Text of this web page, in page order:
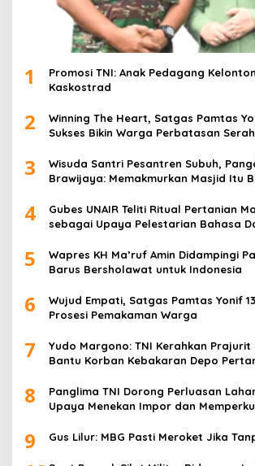
1
Promosi TNI: Anak Pedagang
Kaskostrad
2
Winning The Heart, Satgas Pamtas
Sukses Bikin Warga Perbatasan
3
Wisuda Santri Pesantren Subuh,
Brawijaya: Memakmurkan Masjid Itu
4
Gubes UNAIR Teliti Ritual Pertanian
sebagai Upaya Pelestarian Bahasa
5
Wapres KH Ma’ruf Amin Didampingi
Barus Bersholawat untuk Indonesia
6
Wujud Empati, Satgas Pamtas Yonif
Prosesi Pemakaman Warga
7
Yudo Margono: TNI Kerahkan
Bantu Korban Kebakaran Depo
8
Panglima TNI Dorong Perluasan
Upaya Menekan Impor dan
9 Gus Lilur: MBG Pasti Meroket Jika